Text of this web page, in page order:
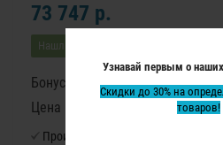
Узнавай первым о
Скидки до 30% на
товаров!
73 747 р.
Нашли дешевле?
Бонусные баллы: 920
Цена в бонусных баллах: 61350
Производитель: